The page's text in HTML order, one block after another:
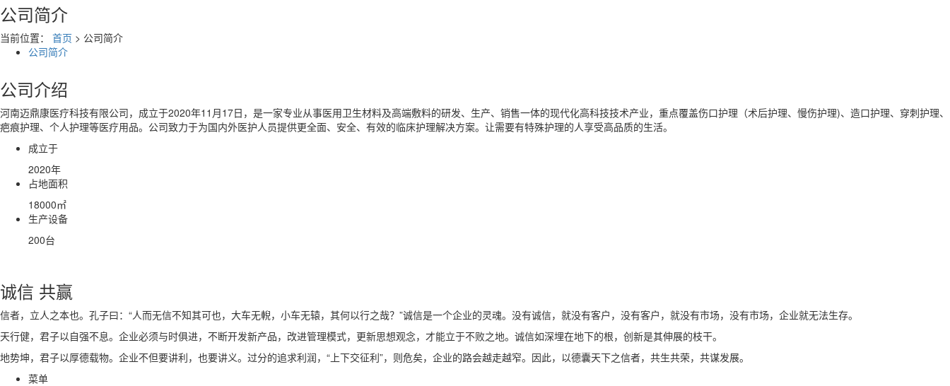
公司简介
当前位置： 首页 > 公司简介
公司简介
公司介绍
河南迈鼎康医疗科技有限公司，成立于2020年11月17日，是一家专业从事医用卫生材料及高端敷料的研发、生产、销售一体的现代化高科技技术产业，重点覆盖伤口护理（术后护理、慢伤护理)、造口护理、穿刺护理、
疤痕护理、个人护理等医疗用品。公司致力于为国内外医护人员提供更全面、安全、有效的临床护理解决方案。让需要有特殊护理的人享受高品质的生活。
成立于
2020年
占地面积
18000㎡
生产设备
200台
诚信 共赢
信者，立人之本也。孔子曰：“人而无信不知其可也，大车无輗，小车无辕，其何以行之哉？”诚信是一个企业的灵魂。没有诚信，就没有客户，没有客户，就没有市场，没有市场，企业就无法生存。
天行健，君子以自强不息。企业必须与时俱进，不断开发新产品，改进管理模式，更新思想观念，才能立于不败之地。诚信如深埋在地下的根，创新是其伸展的枝干。
地势坤，君子以厚德载物。企业不但要讲利，也要讲义。过分的追求利润，“上下交征利”，则危矣，企业的路会越走越窄。因此，以德囊天下之信者，共生共荣，共谋发展。
菜单